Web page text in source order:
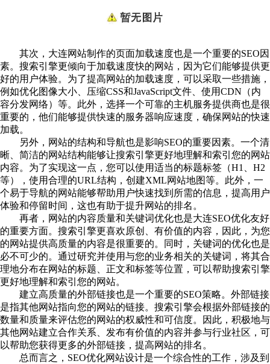
其次， 大连网站制作的页面加载速度也是一个重要的SEO因
素。搜索引擎更倾向于加载速度快的网站，因为它们能够提供更
好的用户体验。为了提高网站的加载速度，可以采取一些措施，
例如优化图像大小、压缩CSS和JavaScript文件、使用CDN（内
容分发网络）等。此外，选择一个可靠的主机服务提供商也是很
重要的，他们能够提供快速的服务器响应速度，确保网站的快速
加载。
另外，网站的结构和导航也是影响SEO的重要因素。一个清
晰、简洁的网站结构能够让搜索引擎更好地理解和索引您的网站
内容。为了实现这一点，您可以使用适当的标题标签（H1、H2
等），使用合理的URL结构，创建XML网站地图等。此外，一
个易于导航的网站能够帮助用户快速找到所需的信息，提高用户
体验和停留时间，这也有助于提升网站的排名。
再者，网站的内容质量和关键词优化也是大连SEO优化友好
的重要方面。搜索引擎更喜欢原创、有价值的内容，因此，为您
的网站提供高质量的内容是很重要的。同时，关键词的优化也是
必不可少的。通过研究并使用与您的业务相关的关键词，将其合
理地分布在网站的标题、正文和标签等位置，可以帮助搜索引擎
更好地理解和索引您的网站。
建立高质量的外部链接也是一个重要的SEO策略。外部链接
是指其他网站指向您的网站的链接。搜索引擎会根据外部链接的
数量和质量来评估您的网站的权威性和可信度。因此，积极地与
其他网站建立合作关系、发布有价值的内容并参与行业社区，可
以帮助您获得更多的外部链接，提高网站的排名。
总而言之， SEO优化网站设计是一个综合性的工作，涉及到